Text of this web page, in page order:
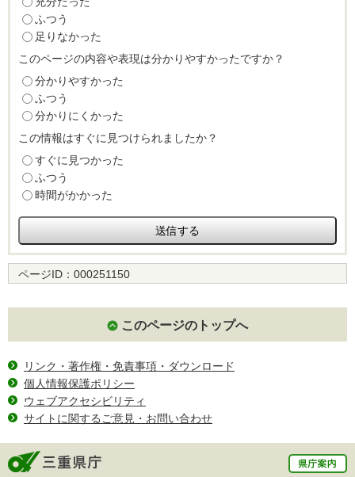
ふつう
足りなかった
このページの内容や表現は分かりやすかったですか？
分かりやすかった
ふつう
分かりにくかった
この情報はすぐに見つけられましたか？
すぐに見つかった
ふつう
時間がかかった
ページID： 000251150
このページのトップへ
リンク・著作権・免責事項・ダウンロード
個人情報保護ポリシー
ウェブアクセシビリティ
サイトに関するご意見・お問い合わせ